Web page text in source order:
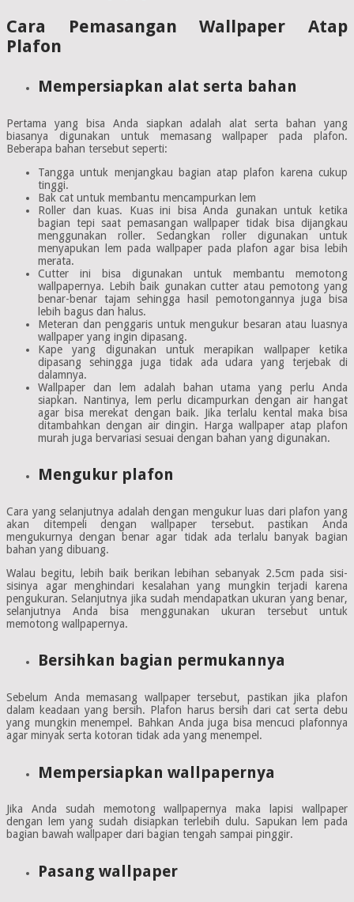
Cara Pemasangan Wallpaper Atap
Plafon
Mempersiapkan alat serta bahan
Pertama yang bisa Anda siapkan adalah alat serta bahan yang
biasanya digunakan untuk memasang wallpaper pada plafon.
Beberapa bahan tersebut seperti:
Tangga untuk menjangkau bagian atap plafon karena cukup
tinggi.
Bak cat untuk membantu mencampurkan lem
Roller dan kuas. Kuas ini bisa Anda gunakan untuk ketika
bagian tepi saat pemasangan wallpaper tidak bisa dijangkau
menggunakan roller. Sedangkan roller digunakan untuk
menyapukan lem pada wallpaper pada plafon agar bisa lebih
merata.
Cutter ini bisa digunakan untuk membantu memotong
wallpapernya. Lebih baik gunakan cutter atau pemotong yang
benar-benar tajam sehingga hasil pemotongannya juga bisa
lebih bagus dan halus.
Meteran dan penggaris untuk mengukur besaran atau luasnya
wallpaper yang ingin dipasang.
Kape yang digunakan untuk merapikan wallpaper ketika
dipasang sehingga juga tidak ada udara yang terjebak di
dalamnya.
Wallpaper dan lem adalah bahan utama yang perlu Anda
siapkan. Nantinya, lem perlu dicampurkan dengan air hangat
agar bisa merekat dengan baik. Jika terlalu kental maka bisa
ditambahkan dengan air dingin. Harga wallpaper atap plafon
murah juga bervariasi sesuai dengan bahan yang digunakan.
Mengukur plafon
Cara yang selanjutnya adalah dengan mengukur luas dari plafon yang
akan ditempeli dengan wallpaper tersebut. pastikan Anda
mengukurnya dengan benar agar tidak ada terlalu banyak bagian
bahan yang dibuang.
Walau begitu, lebih baik berikan lebihan sebanyak 2.5cm pada sisi-
sisinya agar menghindari kesalahan yang mungkin terjadi karena
pengukuran. Selanjutnya jika sudah mendapatkan ukuran yang benar,
selanjutnya Anda bisa menggunakan ukuran tersebut untuk
memotong wallpapernya.
Bersihkan bagian permukannya
Sebelum Anda memasang wallpaper tersebut, pastikan jika plafon
dalam keadaan yang bersih. Plafon harus bersih dari cat serta debu
yang mungkin menempel. Bahkan Anda juga bisa mencuci plafonnya
agar minyak serta kotoran tidak ada yang menempel.
Mempersiapkan wallpapernya
Jika Anda sudah memotong wallpapernya maka lapisi wallpaper
dengan lem yang sudah disiapkan terlebih dulu. Sapukan lem pada
bagian bawah wallpaper dari bagian tengah sampai pinggir.
Pasang wallpaper